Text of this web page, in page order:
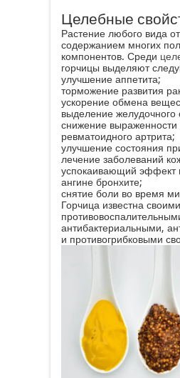
Целебные
Растение любого вида
содержанием многих
компонентов. Среди
торможение развития
ускорение обмена
выделение желудочного
снижение
ревматоидного артрита;
улучшение состояния
лечение заболеваний
успокаивающий эффект
ангине бронхите;